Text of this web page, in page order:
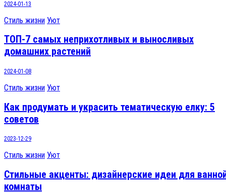
2024-01-13
Стиль жизни Уют
ТОП-7 самых неприхотливых и выносливых
домашних растений
2024-01-08
Стиль жизни Уют
Как продумать и украсить тематическую елку: 5
советов
2023-12-29
Стиль жизни Уют
Стильные акценты: дизайнерские идеи для
комнаты